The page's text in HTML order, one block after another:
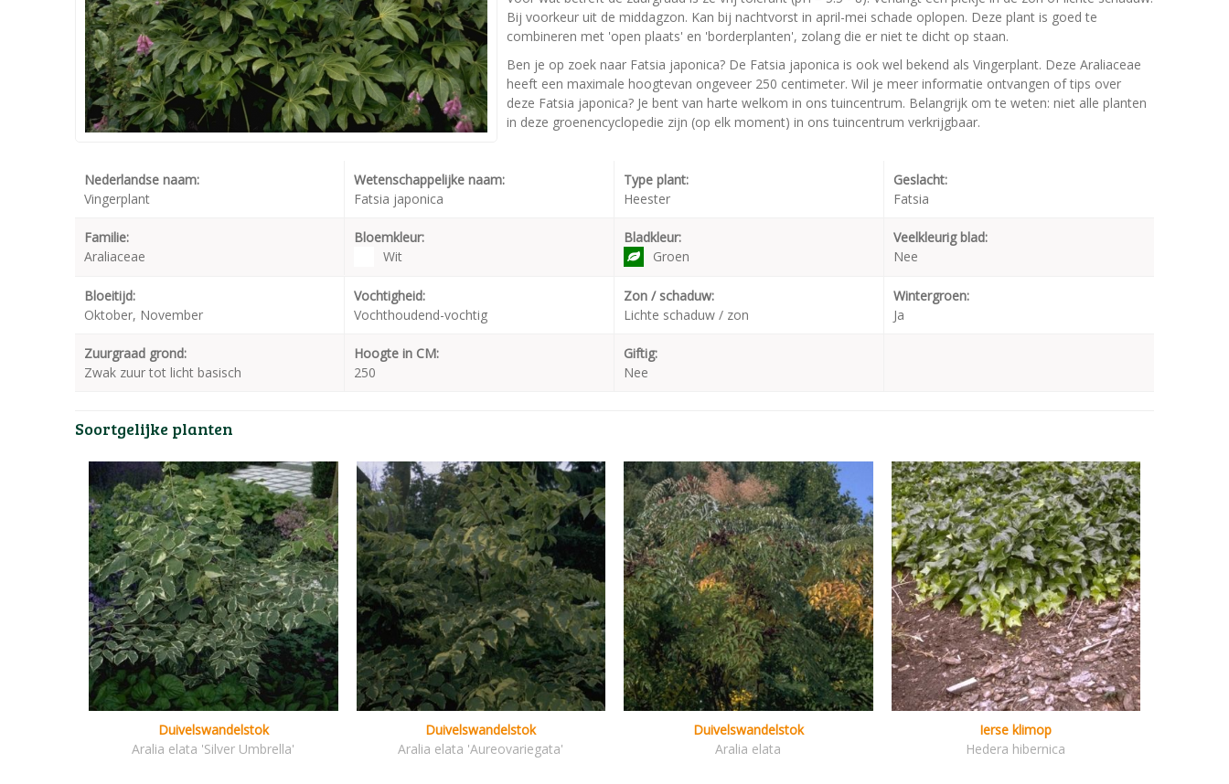
Bij voorkeur uit de middagzon. Kan bij nachtvorst in april-mei schade oplopen. Deze plant is goed te
combineren met 'open plaats' en 'borderplanten', zolang die er niet te dicht op staan.
Ben je op zoek naar Fatsia japonica? De Fatsia japonica is ook wel bekend als Vingerplant. Deze Araliaceae
heeft een maximale hoogtevan ongeveer 250 centimeter. Wil je meer informatie ontvangen of tips over
deze Fatsia japonica? Je bent van harte welkom in ons tuincentrum. Belangrijk om te weten: niet alle planten
in deze groenencyclopedie zijn (op elk moment) in ons tuincentrum verkrijgbaar.
Nederlandse naam:
Vingerplant
Wetenschappelijke naam:
Fatsia japonica
Type plant:
Heester
Geslacht:
Fatsia
Familie:
Araliaceae
Bloemkleur:
Wit
Bladkleur:
Groen
Veelkleurig blad:
Nee
Bloeitijd:
Oktober, November
Vochtigheid:
Vochthoudend-vochtig
Zon / schaduw:
Lichte schaduw / zon
Wintergroen:
Ja
Zuurgraad grond:
Zwak zuur tot licht basisch
Hoogte in CM:
250
Giftig:
Nee
Soortgelijke planten
Duivelswandelstok
Aralia elata 'Silver Umbrella'
Duivelswandelstok
Aralia elata 'Aureovariegata'
Duivelswandelstok
Aralia elata
Ierse klimop
Hedera hibernica